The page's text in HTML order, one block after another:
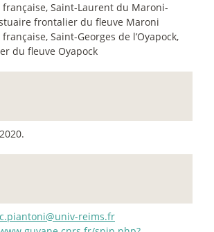
française, Saint-Laurent du Maroni-
frontalier du fleuve Maroni
Saint-Georges de l’Oyapock,
du fleuve Oyapock
reims.fr